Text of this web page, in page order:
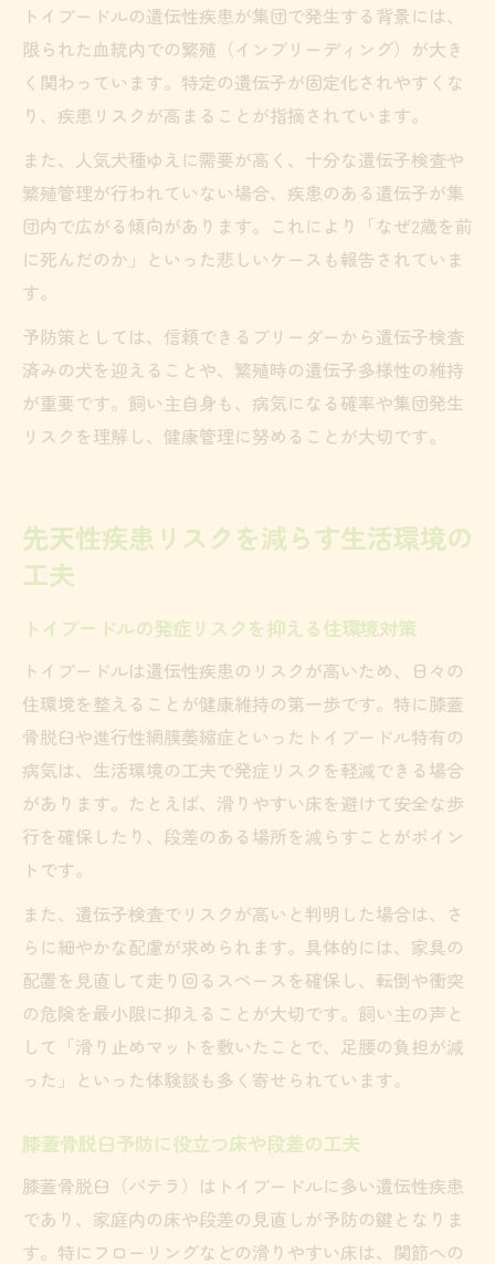
トイプードルの遺伝性疾患が集団で発生する背景には、
限られた血統内での繁殖（インブリーディング）が大き
く関わっています。特定の遺伝子が固定化されやすくな
り、疾患リスクが高まることが指摘されています。
また、人気犬種ゆえに需要が高く、十分な遺伝子検査や
繁殖管理が行われていない場合、疾患のある遺伝子が集
団内で広がる傾向があります。これにより「なぜ2歳を前
に死んだのか」といった悲しいケースも報告されていま
す。
予防策としては、信頼できるブリーダーから遺伝子検査
済みの犬を迎えることや、繁殖時の遺伝子多様性の維持
が重要です。飼い主自身も、病気になる確率や集団発生
リスクを理解し、健康管理に努めることが大切です。
先天性疾患リスクを減らす生活環境の
工夫
トイプードルの発症リスクを抑える住環境対策
トイプードルは遺伝性疾患のリスクが高いため、日々の
住環境を整えることが健康維持の第一歩です。特に膝蓋
骨脱臼や進行性網膜萎縮症といったトイプードル特有の
病気は、生活環境の工夫で発症リスクを軽減できる場合
があります。たとえば、滑りやすい床を避けて安全な歩
行を確保したり、段差のある場所を減らすことがポイン
トです。
また、遺伝子検査でリスクが高いと判明した場合は、さ
らに細やかな配慮が求められます。具体的には、家具の
配置を見直して走り回るスペースを確保し、転倒や衝突
の危険を最小限に抑えることが大切です。飼い主の声と
して「滑り止めマットを敷いたことで、足腰の負担が減
った」といった体験談も多く寄せられています。
膝蓋骨脱臼予防に役立つ床や段差の工夫
膝蓋骨脱臼（パテラ）はトイプードルに多い遺伝性疾患
であり、家庭内の床や段差の見直しが予防の鍵となりま
す。特にフローリングなどの滑りやすい床は、関節への